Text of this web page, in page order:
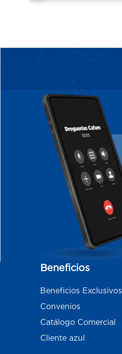
Beneficios
Beneficios Exclusivos
Convenios
Catálogo Comercial
Cliente azul